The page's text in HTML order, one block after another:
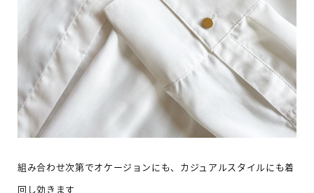
組み合わせ次第でオケージョンにも、カジュアルスタイルにも着
回し効きます